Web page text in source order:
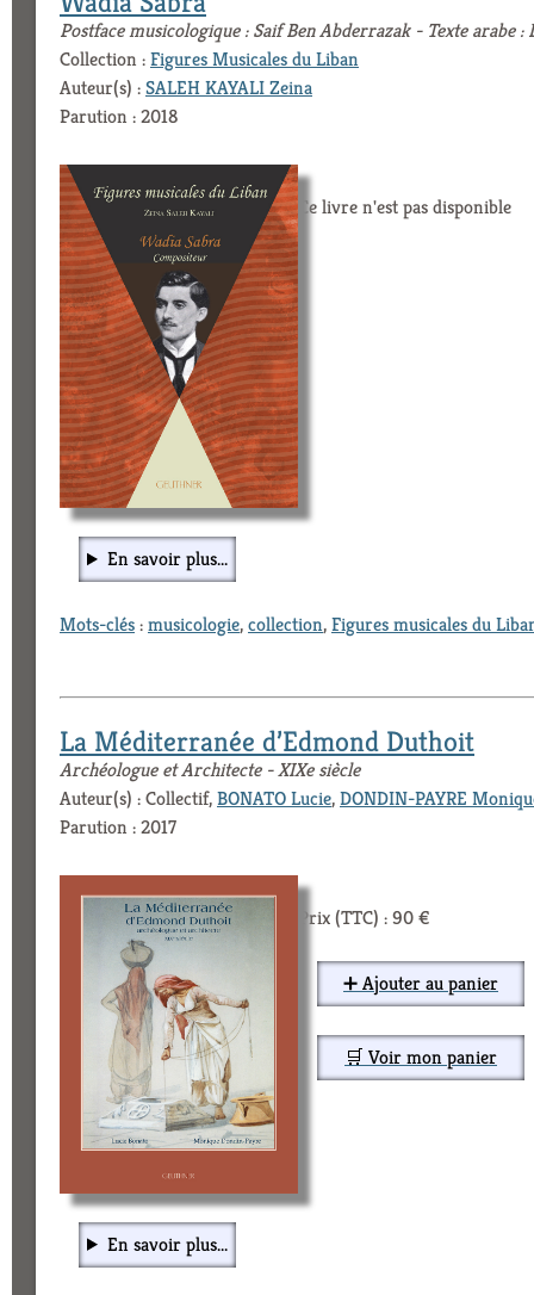
Postface musicologique : Saif Ben Abderrazak - Texte arabe
Collection :Figures Musicales du Liban
Auteur(s) :SALEH KAYALI Zeina
Parution : 2018
Ce livre n'est pas disponible
En savoir plus...
Mots-clés:musicologie,collection,Figures musicales du
La Méditerranée d’Edmond Duthoit
Archéologue et Architecte - XIXe siècle
Auteur(s) : Collectif,BONATO Lucie,DONDIN-PAYRE
Parution : 2017
Prix (TTC) : 90 €
➕ Ajouter au panier
🛒 Voir mon panier
En savoir plus...